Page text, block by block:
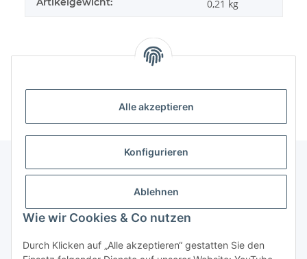
Alle akzeptieren
Konfigurieren
Ablehnen
Wie wir Cookies & Co nutzen
Durch Klicken auf „Alle akzeptieren“ gestatten Sie den
0,21 kg